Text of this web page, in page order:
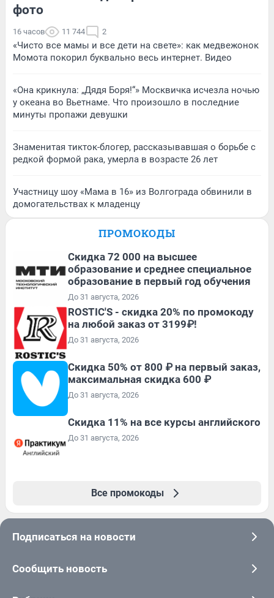
фото
16 часов 11 744 2
«Чисто все мамы и все дети на свете»: как медвежонок
Момота покорил буквально весь интернет. Видео
«Она крикнула: „Дядя Боря!“» Москвичка исчезла ночью
у океана во Вьетнаме. Что произошло в последние
минуты пропажи девушки
Знаменитая тикток-блогер, рассказывавшая о борьбе с
редкой формой рака, умерла в возрасте 26 лет
Участницу шоу «Мама в 16» из Волгограда обвинили в
домогательствах к младенцу
ПРОМОКОДЫ
Скидка 72 000 на высшее
образование и среднее специальное
образование в первый год обучения
До 31 августа, 2026
ROSTIC'S - скидка 20% по промокоду
на любой заказ от 3199₽!
До 31 августа, 2026
Скидка 50% от 800 ₽ на первый заказ,
максимальная скидка 600 ₽
До 31 августа, 2026
Скидка 11% на все курсы английского
До 31 августа, 2026
Все промокоды
Подписаться на новости
Сообщить новость